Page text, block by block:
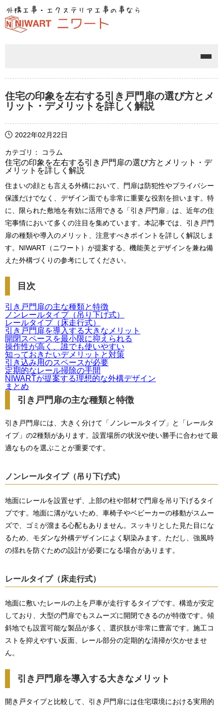
メニ
住宅の印象を左右する引き戸門扉の選び方とメ
リット・デメリットを詳しく解説
2022年02月22日
カテゴリ： コラム
住宅の印象を左右する引き戸門扉の選び方とメリット・デ
メリットを詳しく解説
住まいの顔とも言える外構において、門扉は防犯性やプライバシー
保護だけでなく、デザイン面でも非常に重要な役割を担います。特
に、限られた敷地を有効に活用できる「引き戸門扉」は、近年の住
宅事情において多くの注目を集めています。本記事では、引き戸門
扉の種類や導入のメリット、注意すべきポイントを詳しく解説しま
す。NIWART（ニワート）が提案する、機能美とデザインを兼ね備
えた外構づくりの参考にしてください。
目次
引き戸門扉の主な種類と特徴
ノンレールタイプ（吊り下げ式）
レールタイプ（床走行式）
引き戸門扉を導入する大きなメリット
開閉スペースを最小限に抑えられる
操作性が高く、誰でも使いやすい
知っておきたいデメリットと対策
引き込み用のスペースが必要
定期的なレール掃除の手間
NIWARTが提案する理想的な外構デザイン
まとめ
引き戸門扉の主な種類と特徴
引き戸門扉には、大きく分けて「ノンレールタイプ」と「レールタ
イプ」の2種類があります。設置場所の状況や使い勝手に合わせて最
適なものを選ぶことが重要です。
ノンレールタイプ（吊り下げ式）
地面にレールを設置せず、上部の柱や部材で門扉を吊り下げるタイ
プです。地面に溝がないため、車椅子やベビーカーの移動がスムー
ズで、ゴミが溜まる心配もありません。スッキリとした見た目にな
るため、モダンな外構デザインによく馴染みます。ただし、強風時
の揺れを防ぐための設計が必要になる場合があります。
レールタイプ（床走行式）
地面に敷いたレールの上を戸車が走行するタイプです。構造が安定
しており、大型の門扉でもスムーズに開閉できるのが特徴です。傾
斜地でも設置可能な製品が多く、選択肢が非常に豊富です。施工コ
ストを抑えやすい反面、レール部分の定期的な清掃が欠かせませ
ん。
引き戸門扉を導入する大きなメリット
開き戸タイプと比較して、引き戸門扉には住宅環境における実用的